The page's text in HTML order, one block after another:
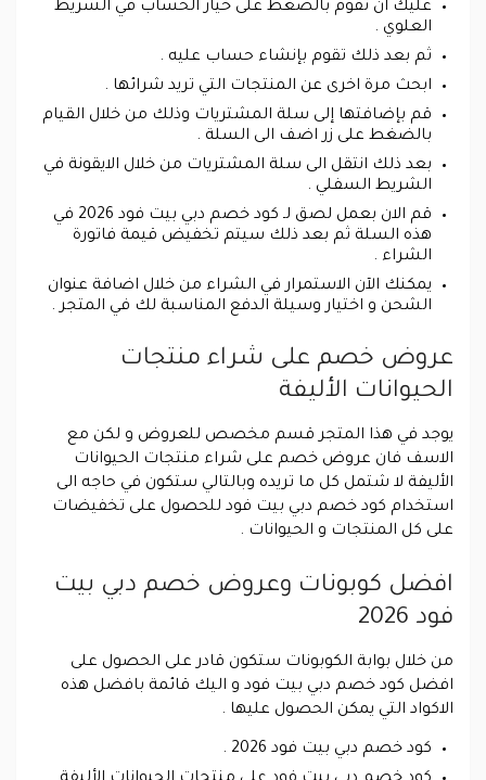
عليك ان تقوم بالضغط على خيار الحساب في الشريط
العلوي .
ثم بعد ذلك تقوم بإنشاء حساب عليه .
ابحث مرة اخرى عن المنتجات التي تريد شرائها .
قم بإضافتها إلى سلة المشتريات وذلك من خلال القيام
بالضغط على زر اضف الى السلة .
بعد ذلك انتقل الى سلة المشتريات من خلال الايقونة في
الشريط السفلي .
قم الان بعمل لصق لـ كود خصم دبي بيت فود 2026 في
هذه السلة ثم بعد ذلك سيتم تخفيض قيمة فاتورة
الشراء .
يمكنك الآن الاستمرار في الشراء من خلال اضافة عنوان
الشحن و اختيار وسيلة الدفع المناسبة لك في المتجر .
عروض خصم على شراء منتجات
الحيوانات الأليفة
يوجد في هذا المتجر قسم مخصص للعروض و لكن مع
الاسف فان عروض خصم على شراء منتجات الحيوانات
الأليفة لا شتمل كل ما تريده وبالتالي ستكون في حاجه الى
استخدام كود خصم دبي بيت فود للحصول على تخفيضات
على كل المنتجات و الحيوانات .
افضل كوبونات وعروض خصم دبي بيت
فود 2026
من خلال بوابة الكوبونات ستكون قادر على الحصول على
افضل كود خصم دبي بيت فود و اليك قائمة بافضل هذه
الاكواد التي يمكن الحصول عليها .
كود خصم دبي بيت فود 2026 .